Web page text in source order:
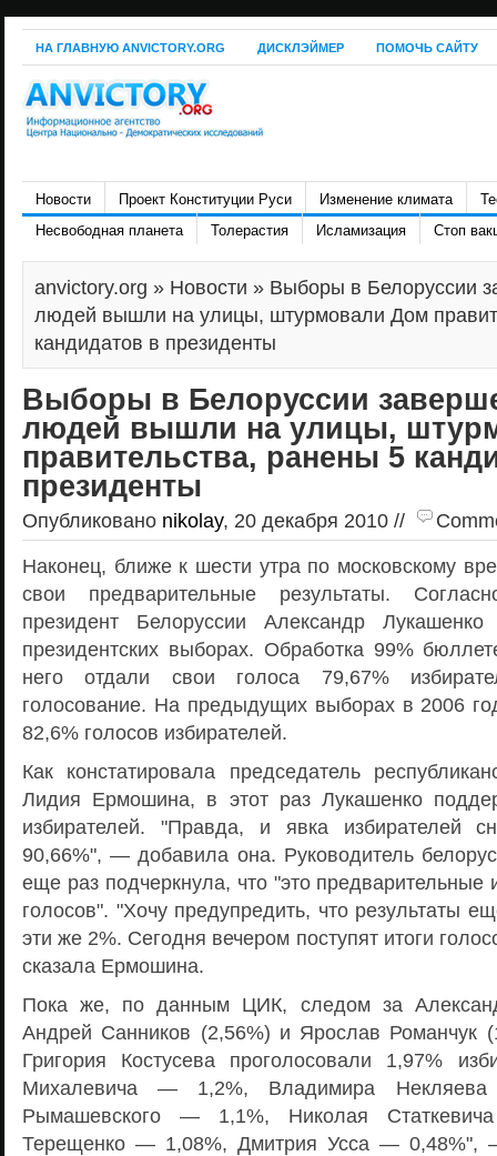
НА ГЛАВНУЮ ANVICTORY.ORG ДИСКЛЭЙМЕР ПОМОЧЬ САЙТУ
Новости Проект Конституции Руси Изменение климата
Несвободная планета
Толерастия Исламизация Стоп
anvictory.org » Новости » Выборы в Белоруссии
людей вышли на улицы, штурмовали Дом
кандидатов в президенты
Выборы в Белоруссии
людей вышли на улицы,
правительства, ранены 5
президенты
Опубликовано nikolay, 20 декабря 2010 //
Наконец, ближе к шести утра по московскому
свои предварительные результаты.
президент Белоруссии Александр
президентских выборах. Обработка 99%
него отдали свои голоса 79,67%
голосование. На предыдущих выборах в 2006
82,6% голосов избирателей.
Как констатировала председатель
Лидия Ермошина, в этот раз Лукашенко
избирателей. "Правда, и явка избирателей
90,66%", — добавила она. Руководитель
еще раз подчеркнула, что "это предварительные
голосов". "Хочу предупредить, что результаты
эти же 2%. Сегодня вечером поступят итоги
сказала Ермошина.
Пока же, по данным ЦИК, следом за
Андрей Санников (2,56%) и Ярослав Романчук
Григория Костусева проголосовали 1,97%
Михалевича — 1,2%, Владимира
Рымашевского — 1,1%, Николая
Терещенко — 1,08%, Дмитрия Усса — 0,48%",